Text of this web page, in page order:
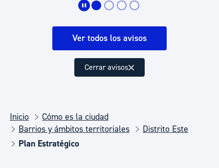
Ver todos los avisos
Cerrar avisos
Inicio
Cómo es la ciudad
Barrios y ámbitos territoriales
Distrito Este
Plan Estratégico